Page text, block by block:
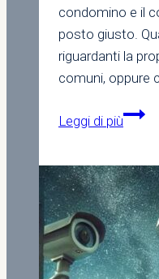
condomino e il
posto giusto.
riguardanti la
comuni, oppure
Leggi di piùLiti
come
il